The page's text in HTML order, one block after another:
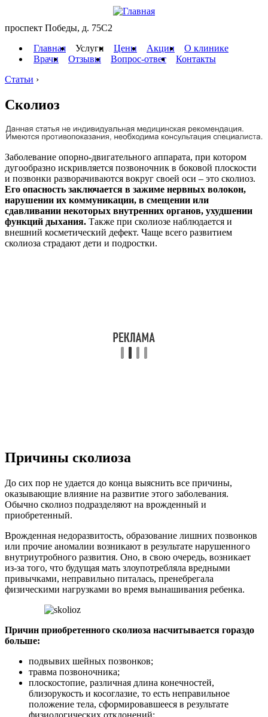
проспект Победы, д. 75C2
Главная
Услуги Цены Акции
О клинике
Врачи
Отзывы Вопрос-ответ
Контакты
Статьи ›
Сколиоз
Заболевание опорно-двигательного аппарата, при котором
дугообразно искривляется позвоночник в боковой плоскости
и позвонки разворачиваются вокруг своей оси – это сколиоз.
Его опасность заключается в зажиме нервных волокон,
нарушении их коммуникации, в смещении или
сдавливании некоторых внутренних органов, ухудшении
функций дыхания. Также при сколиозе наблюдается и
внешний косметический дефект. Чаще всего развитием
сколиоза страдают дети и подростки.
Причины сколиоза
До сих пор не удается до конца выяснить все причины,
оказывающие влияние на развитие этого заболевания.
Обычно сколиоз подразделяют на врожденный и
приобретенный.
Врожденная недоразвитость, образование лишних позвонков
или прочие аномалии возникают в результате нарушенного
внутриутробного развития. Оно, в свою очередь, возникает
из-за того, что будущая мать злоупотребляла вредными
привычками, неправильно питалась, пренебрегала
физическими нагрузками во время вынашивания ребенка.
Причин приобретенного сколиоза насчитывается гораздо
больше:
подвывих шейных позвонков;
травма позвоночника;
плоскостопие, различная длина конечностей,
близорукость и косоглазие, то есть неправильное
положение тела, сформировавшееся в результате
физиологических отклонений;